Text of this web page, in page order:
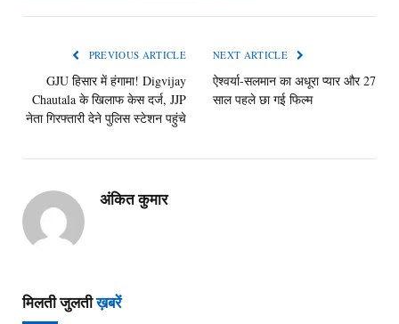
PREVIOUS ARTICLE
GJU हिसार में हंगामा! Digvijay
Chautala के खिलाफ केस दर्ज, JJP
नेता गिरफ्तारी देने पुलिस स्टेशन पहुंचे
NEXT ARTICLE
ऐश्वर्या-सलमान का अधूरा प्यार और 27
साल पहले छा गई फिल्म
अंकित कुमार
मिलती जुलतीख़बरें